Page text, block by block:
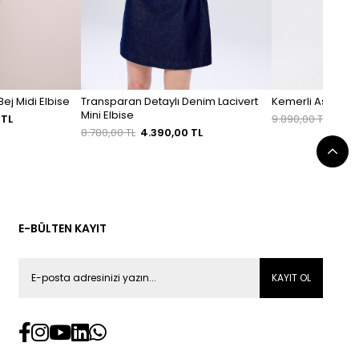
Midi Elbise
Transparan Detaylı Denim Lacivert
Mini Elbise
8.780,00 TL 4.390,00 TL
Kemerli Askılı
9.890,00 TL
E-BÜLTEN KAYIT
KAYIT OL